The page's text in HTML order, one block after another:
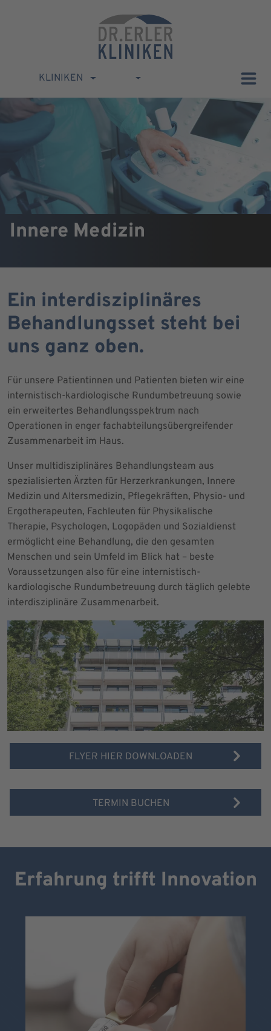
KLINIKEN
Innere Medizin
Ein interdisziplinäres
Behandlungsset steht bei
uns ganz oben.
Für unsere Patientinnen und Patienten bieten wir eine
internistisch-kardiologische Rundumbetreuung sowie
ein erweitertes Behandlungsspektrum nach
Operationen in enger fachabteilungsübergreifender
Zusammenarbeit im Haus.
Unser multidisziplinäres Behandlungsteam aus
spezialisierten Ärzten für Herzerkrankungen, Innere
Medizin und Altersmedizin, Pflegekräften, Physio- und
Ergotherapeuten, Fachleuten für Physikalische
Therapie, Psychologen, Logopäden und Sozialdienst
ermöglicht eine Behandlung, die den gesamten
Menschen und sein Umfeld im Blick hat – beste
Voraussetzungen also für eine internistisch-
kardiologische Rundumbetreuung durch täglich gelebte
interdisziplinäre Zusammenarbeit.
FLYER HIER DOWNLOADEN
TERMIN BUCHEN
Erfahrung trifft Innovation